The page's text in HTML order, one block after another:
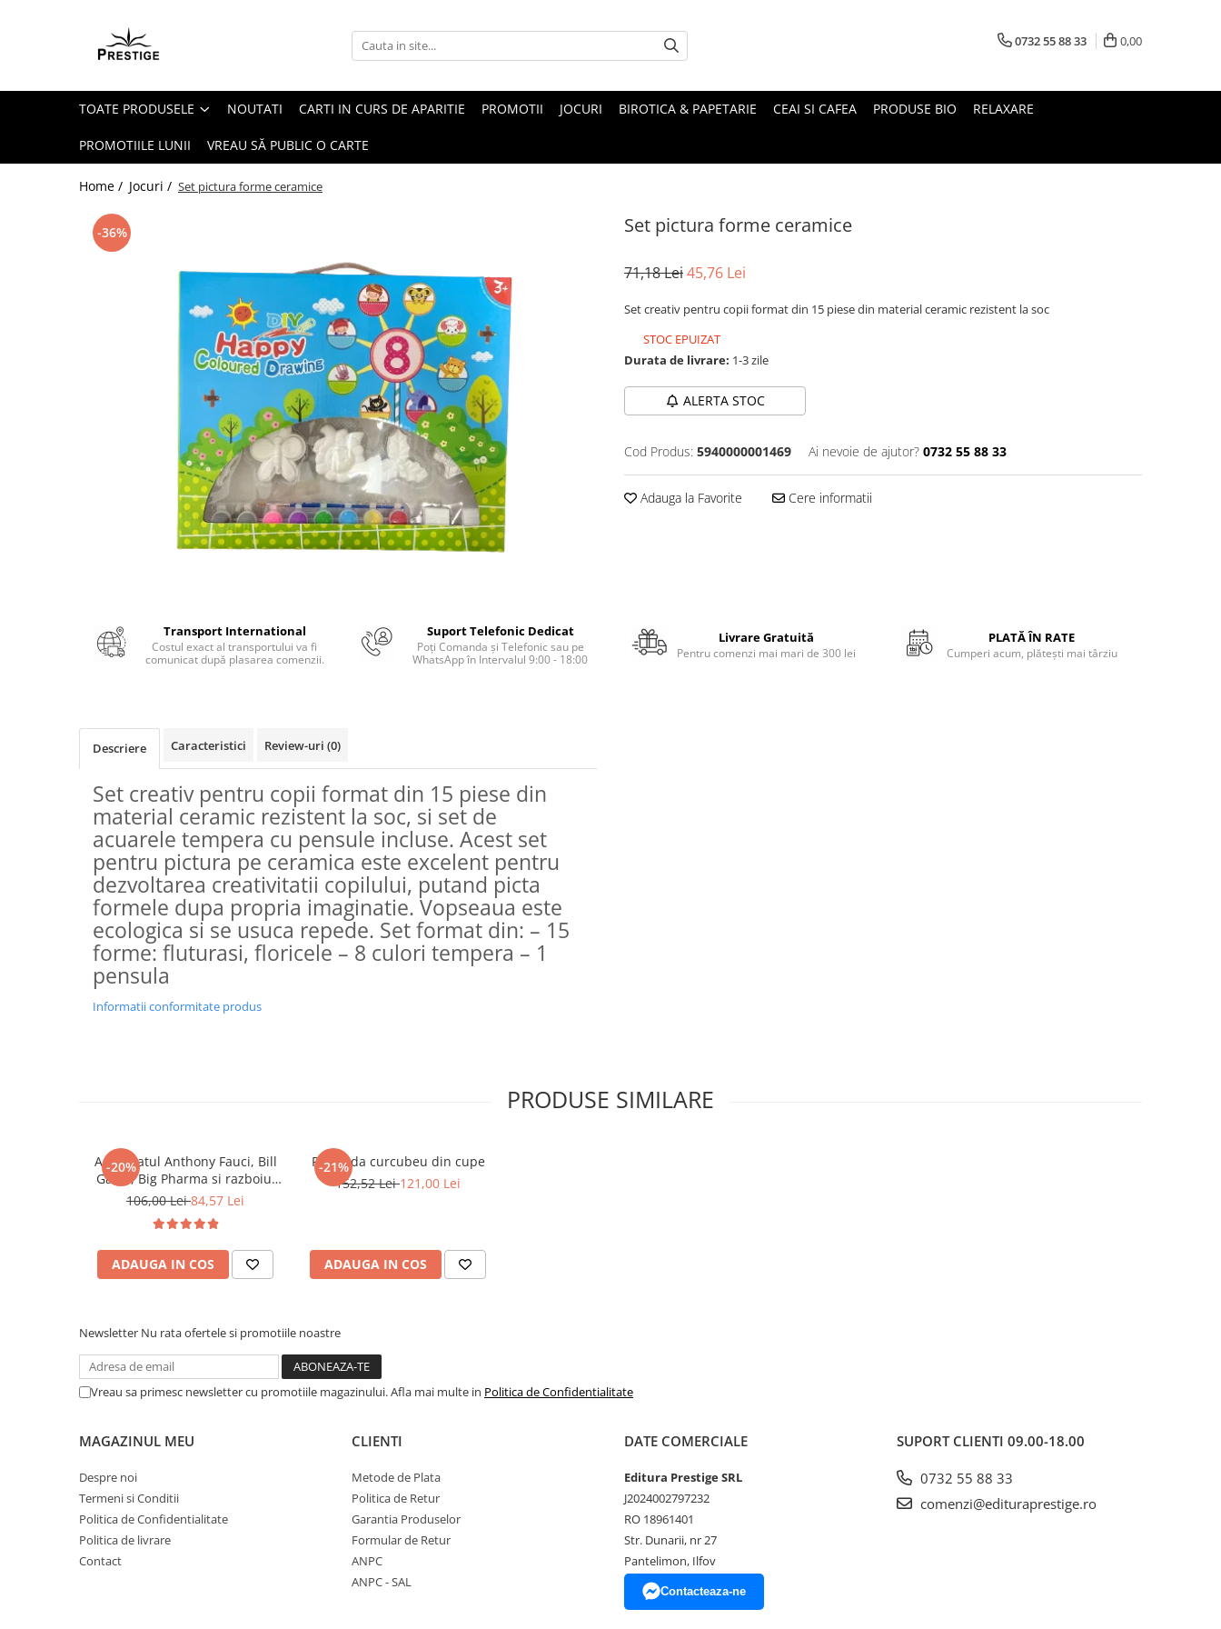
Toate Produsele
Pachete Speciale Carti
Spiritualitate - Ezoterism
AngelConnection
Arte Divinatorii
ScienceConnection
Gastronomik
Medicina & Farmacie
Medicina Pentru Toti
Carti pentru Adolescenti, Young
Crime, Thriller, Mistery
Literatura Universala
Senzatii/Dragoste
Senzatii/Erotic
Senzatii/Thriller
SF & Fantasy
0732 55 88 33 0,00
TOATE PRODUSELE NOUTATI CARTI IN CURS DE APARITIE PROMOTII JOCURI BIROTICA & PAPETARIE CEAI SI CAFEA PRODUSE BIO RELAXARE
PROMOTIILE LUNII VREAU SĂ PUBLIC O CARTE
Home / Jocuri / Set pictura forme ceramice
Set pictura forme ceramice
-36%
71,18 Lei45,76 Lei
Set creativ pentru copii format din 15 piese din material ceramic rezistent la soc
STOC EPUIZAT
Durata de livrare: 1-3 zile
ALERTA STOC
Cod Produs: 5940000001469 Ai nevoie de ajutor? 0732 55 88 33
Adauga la Favorite Cere informatii
Transport International
Costul exact al transportului va fi
comunicat după plasarea comenzii.
Suport Telefonic Dedicat
Poți Comanda și Telefonic sau pe
WhatsApp în Intervalul 9:00 - 18:00
Livrare Gratuită
Pentru comenzi mai mari de 300 lei
PLATĂ ÎN RATE
Cumperi acum, plătești mai târziu
Descriere Caracteristici Review-uri (0)
Set creativ pentru copii format din 15 piese din
material ceramic rezistent la soc, si set de
acuarele tempera cu pensule incluse. Acest set
pentru pictura pe ceramica este excelent pentru
dezvoltarea creativitatii copilului, putand picta
formele dupa propria imaginatie. Vopseaua este
ecologica si se usuca repede. Set format din: – 15
forme: fluturasi, floricele – 8 culori tempera – 1
pensula
Informatii conformitate produs
PRODUSE SIMILARE
-20%
Adevaratul Anthony Fauci, Bill
Gates, Big Pharma si razboiul
global impotriva democratiei si
106,00 Lei84,57 Lei
ADAUGA IN COS
-21%
Piramida curcubeu din cupe
152,52 Lei121,00 Lei
ADAUGA IN COS
Newsletter Nu rata ofertele si promotiile noastre
Vreau sa primesc newsletter cu promotiile magazinului. Afla mai multe in Politica de Confidentialitate
MAGAZINUL MEU
Despre noi
Termeni si Conditii
Politica de Confidentialitate
Politica de livrare
Contact
CLIENTI
Metode de Plata
Politica de Retur
Garantia Produselor
Formular de Retur
ANPC
ANPC - SAL
DATE COMERCIALE
Editura Prestige SRL
J2024002797232
RO 18961401
Str. Dunarii, nr 27
Pantelimon, Ilfov
Contacteaza-ne
SUPORT CLIENTI 09.00-18.00
0732 55 88 33
comenzi@edituraprestige.ro